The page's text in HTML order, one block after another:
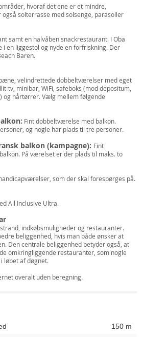
hvoraf det ene er et mindre,
solterrasse med solsenge, parasoller
samt en halvåben snackrestaurant. I Oba
i en liggestol og nyde en forfriskning. Der
Baren.
velindrettede dobbeltværelser med eget
tv, minibar, WiFi, safeboks (mod depositum,
og hårtørrer. Vælg mellem følgende
Fint dobbeltværelse med balkon.
og nogle har plads til tre personer.
balkon (kampagne): Fint
På værelset er der plads til maks. to
som der skal forespørges på.
All Inclusive Ultra.
indkøbsmuligheder og restauranter.
beliggenhed, hvis man både ønsker at
Den centrale beliggenhed betyder også, at
omkringliggende restauranter, som nogle
løbet af døgnet.
overalt uden beregning.
150 m